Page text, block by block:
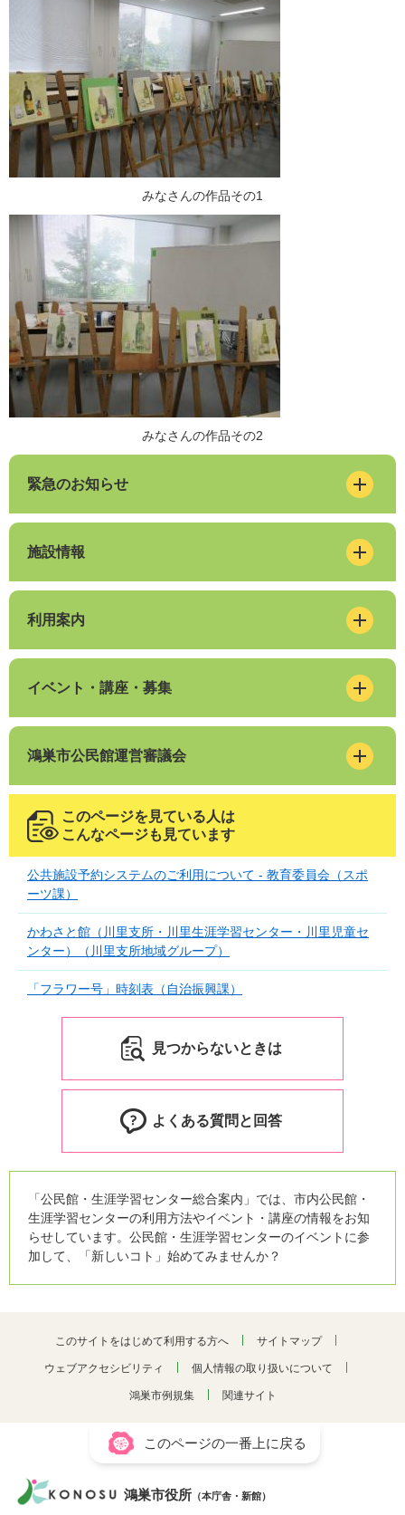
みなさんの作品その1
みなさんの作品その2
緊急のお知らせ
施設情報
利用案内
イベント・講座・募集
鴻巣市公民館運営審議会
このページを見ている人は
こんなページも見ています
公共施設予約システムのご利用について - 教育委員会（スポ
ーツ課）
かわさと館（川里支所・川里生涯学習センター・川里児童セ
ンター）（川里支所地域グループ）
「フラワー号」時刻表（自治振興課）
見つからないときは
よくある質問と回答
「公民館・生涯学習センター総合案内」では、市内公民館・
生涯学習センターの利用方法やイベント・講座の情報をお知
らせしています。公民館・生涯学習センターのイベントに参
加して、「新しいコト」始めてみませんか？
このサイトをはじめて利用する方へ サイトマップ
ウェブアクセシビリティ 個人情報の取り扱いについて
鴻巣市例規集 関連サイト
このページの一番上に戻る
鴻巣市役所 （本庁舎・新館）